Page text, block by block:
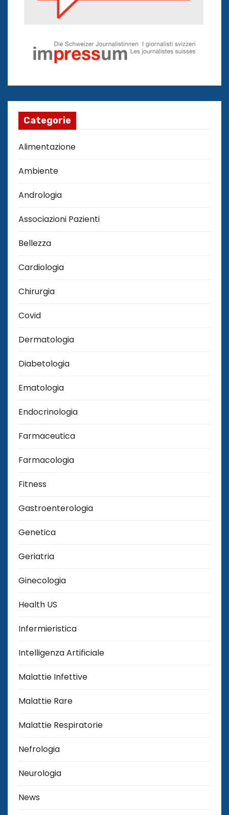
Categorie
Alimentazione
Ambiente
Andrologia
Associazioni Pazienti
Bellezza
Cardiologia
Chirurgia
Covid
Dermatologia
Diabetologia
Ematologia
Endocrinologia
Farmaceutica
Farmacologia
Fitness
Gastroenterologia
Genetica
Geriatria
Ginecologia
Health US
Infermieristica
Intelligenza Artificiale
Malattie Infettive
Malattie Rare
Malattie Respiratorie
Nefrologia
Neurologia
News